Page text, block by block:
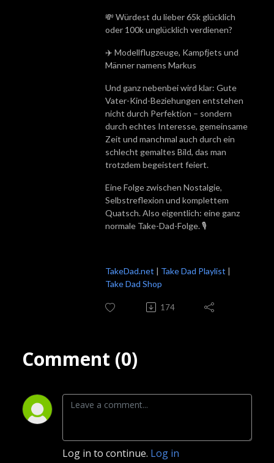
💸 Würdest du lieber 65k glücklich
oder 100k unglücklich verdienen?
✈️ Modellflugzeuge, Kampfjets und
Männer namens Markus
Und ganz nebenbei wird klar: Gute
Vater-Kind-Beziehungen entstehen
nicht durch Perfektion – sondern
durch echtes Interesse, gemeinsame
Zeit und manchmal auch durch ein
schlecht gemaltes Bild, das man
trotzdem begeistert feiert.
Eine Folge zwischen Nostalgie,
Selbstreflexion und komplettem
Quatsch. Also eigentlich: eine ganz
normale Take-Dad-Folge. 🎙️
TakeDad.net | Take Dad Playlist |
Take Dad Shop
174
Comment (0)
Log in to continue. Log in